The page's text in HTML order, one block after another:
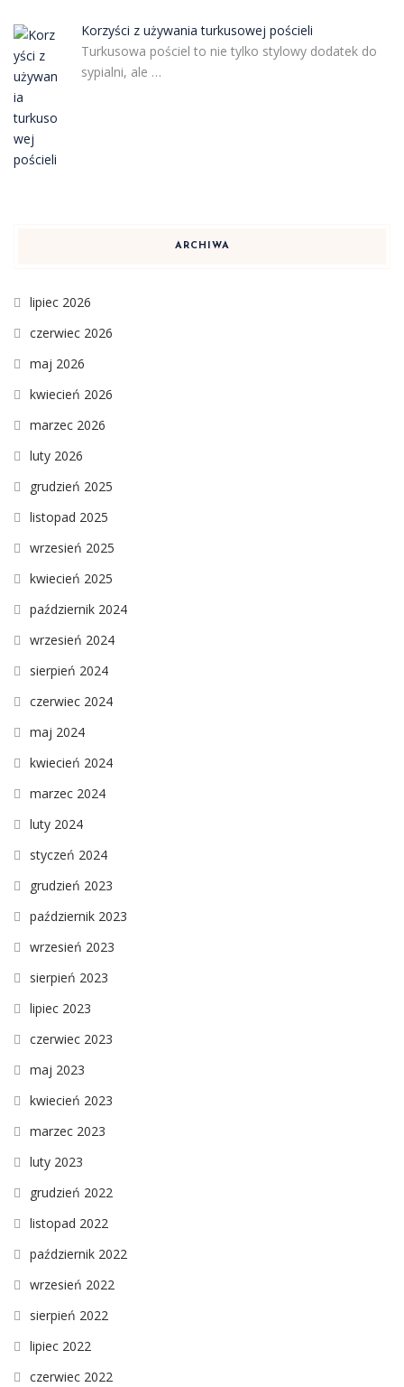
Korzyści z używania turkusowej pościeli
Turkusowa pościel to nie tylko stylowy dodatek do
sypialni, ale …
ARCHIWA
lipiec 2026
czerwiec 2026
maj 2026
kwiecień 2026
marzec 2026
luty 2026
grudzień 2025
listopad 2025
wrzesień 2025
kwiecień 2025
październik 2024
wrzesień 2024
sierpień 2024
czerwiec 2024
maj 2024
kwiecień 2024
marzec 2024
luty 2024
styczeń 2024
grudzień 2023
październik 2023
wrzesień 2023
sierpień 2023
lipiec 2023
czerwiec 2023
maj 2023
kwiecień 2023
marzec 2023
luty 2023
grudzień 2022
listopad 2022
październik 2022
wrzesień 2022
sierpień 2022
lipiec 2022
czerwiec 2022